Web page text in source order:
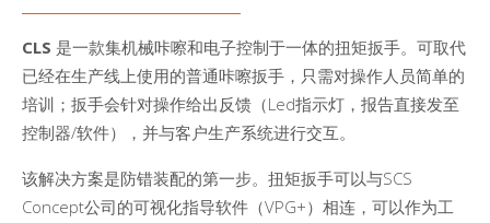
CLS 是一款集机械咔嚓和电子控制于一体的扭矩扳手。可取代
已经在生产线上使用的普通咔嚓扳手，只需对操作人员简单的
培训；扳手会针对操作给出反馈（Led指示灯，报告直接发至
控制器/软件），并与客户生产系统进行交互。
该解决方案是防错装配的第一步。扭矩扳手可以与SCS
Concept公司的可视化指导软件（VPG+）相连，可以作为工